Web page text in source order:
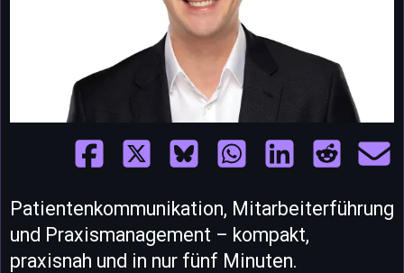
Patientenkommunikation, Mitarbeiterführung
und Praxismanagement – kompakt,
praxisnah und in nur fünf Minuten.